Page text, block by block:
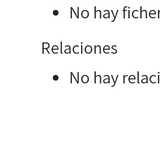
No hay
Relaciones
No hay